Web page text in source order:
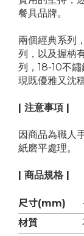
餐具品牌。
兩個經典系列
列，以及握柄
列，18-10不
現既優雅又沈
| 注意事項 |
因商品為職人
紙磨平處理。
| 商品規格 |
尺寸(mm)
材質